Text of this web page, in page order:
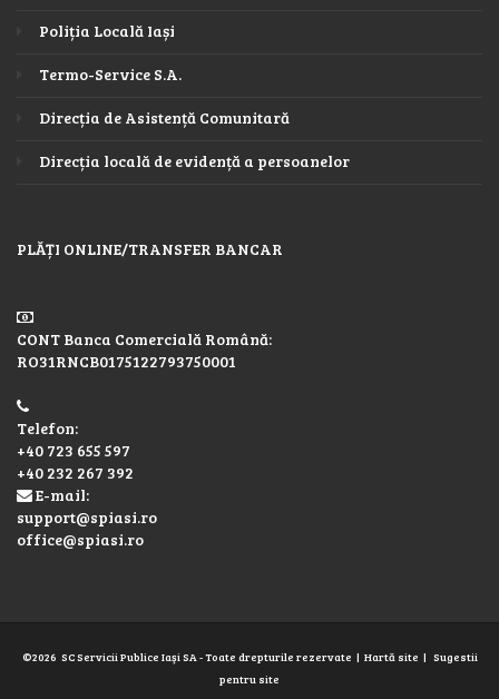
Poliția Locală Iași
Termo-Service S.A.
Direcția de Asistență Comunitară
Direcția locală de evidență a persoanelor
PLĂȚI ONLINE/TRANSFER BANCAR
CONT Banca Comercială Română:
RO31RNCB0175122793750001
Telefon:
+40 723 655 597
+40 232 267 392
E-mail:
support@spiasi.ro
office@spiasi.ro
©2026 SC Servicii Publice Iaşi SA - Toate drepturile rezervate | Hartă site | Sugestii
pentru site